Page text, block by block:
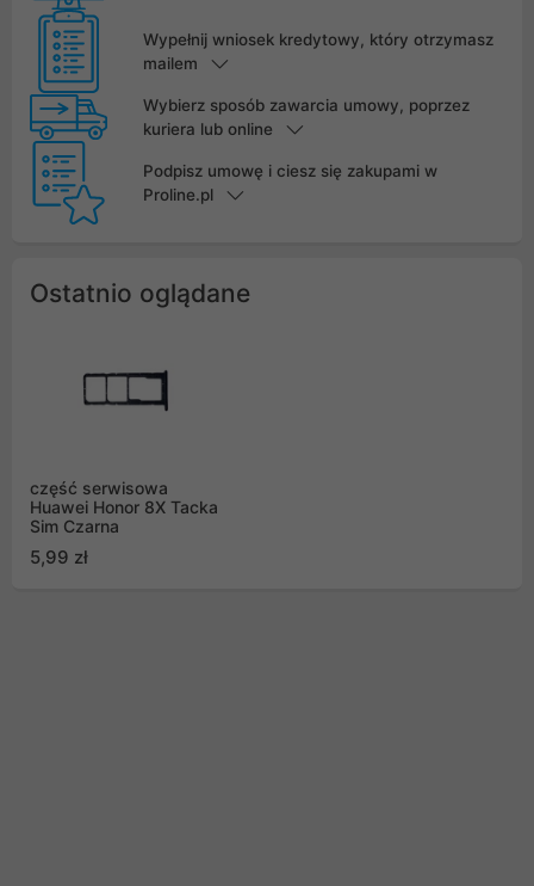
Wypełnij wniosek kredytowy, który otrzymasz
mailem
Wybierz sposób zawarcia umowy, poprzez
kuriera lub online
Podpisz umowę i ciesz się zakupami w
Proline.pl
Ostatnio oglądane
część serwisowa
Huawei Honor 8X Tacka
Sim Czarna
5,99 zł